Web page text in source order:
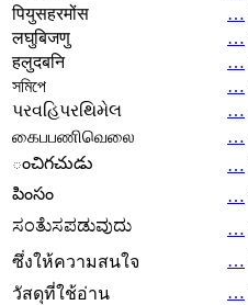
पियुसहरमोंस
…
लघुबिजणु
…
हलुदबनि
…
সমিপে
…
પરવહિપરથિમેલ
…
கைபபணிவெலை
…
ంచిగచుడు
…
పింసం
…
ಸಂತೆುಸಪಡುವುದು
…
ซึ่งให้ความสนใจ
…
วัสดุที่ใช้อ่าน
…